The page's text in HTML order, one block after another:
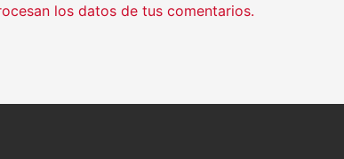
los datos de tus comentarios.